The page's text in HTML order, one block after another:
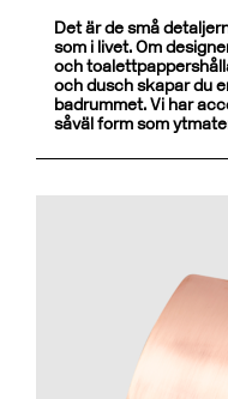
Det är de små
som i livet. Om
och
och dusch skapar du
badrummet. Vi har
såväl form som